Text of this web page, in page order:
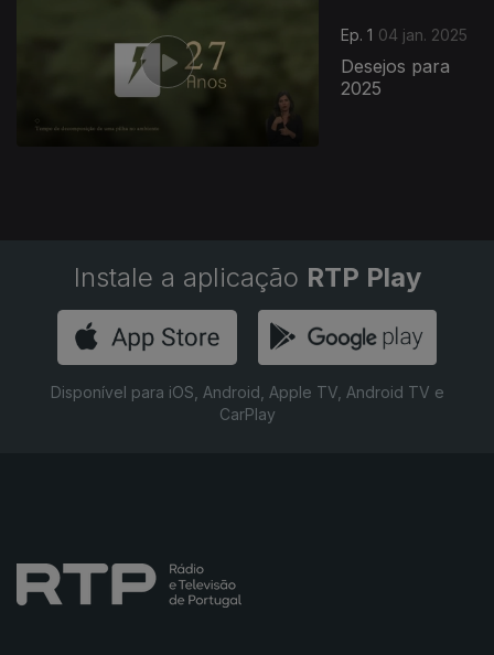
Ep. 1 04 jan. 2025
Desejos para
2025
Instale a aplicação RTP Play
Disponível para iOS, Android, Apple TV, Android TV e
CarPlay